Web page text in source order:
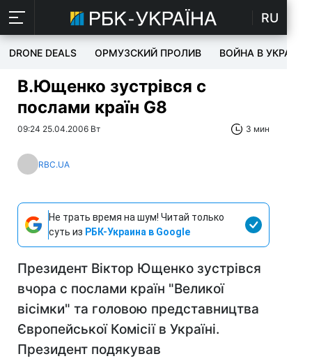
RU
DRONE DEALS ОРМУЗСКИЙ ПРОЛИВ ВОЙНА В УКРАИНЕ
В.Ющенко зустрівся с
послами країн G8
09:24 25.04.2006 Вт 3 мин
RBC.UA
Не трать время на шум! Читай только
суть из РБК-Украина в Google
Президент Віктор Ющенко зустрівся
вчора с послами країн "Великої
вісімки" та головою представництва
Європейської Комісії в Україні.
Президент подякував